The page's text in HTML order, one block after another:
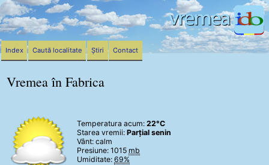
Vremea în Fabrica
Temperatura acum: 22°C
Starea vremii: Parțial senin
Vânt: calm
Presiune: 1015 mb
Umiditate: 69%
Index Caută localitate Știri Contact